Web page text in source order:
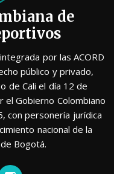
de
por las ACORD
público y privado,
de Cali el día 12 de
Gobierno Colombiano
con personería jurídica
nacional de la
Bogotá.